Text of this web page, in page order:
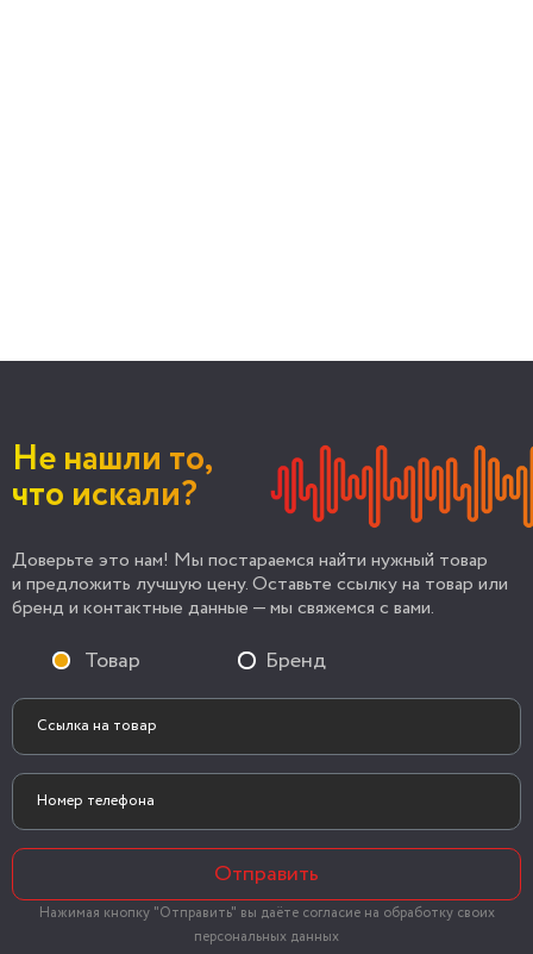
Не нашли то,
что искали?
Доверьте это нам! Мы постараемся найти нужный товар
и предложить лучшую цену. Оставьте ссылку на товар или
бренд и контактные данные — мы свяжемся с вами.
Товар Бренд
Отправить
Нажимая кнопку "Отправить" вы даёте согласие на обработку своих
персональных данных